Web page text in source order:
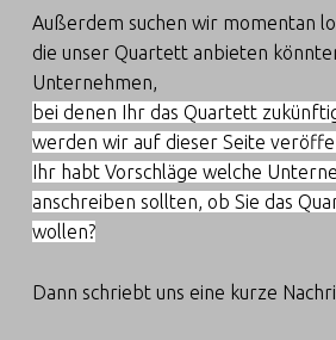
Außerdem suchen wir momentan
die unser Quartett anbieten
Unternehmen,
bei denen Ihr das Quartett
werden wir auf dieser Seite
Ihr habt Vorschläge welche
anschreiben sollten, ob Sie das
wollen?
Dann schriebt uns eine kurze